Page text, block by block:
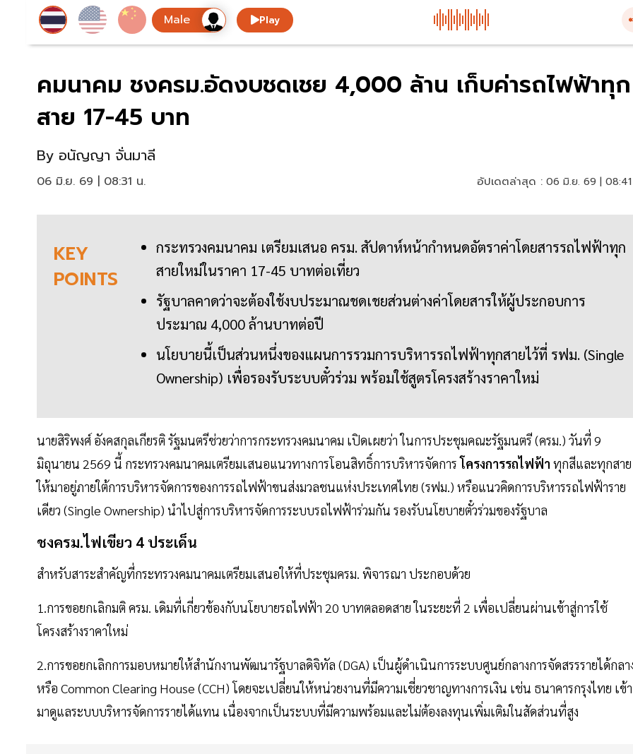
Play
คมนาคม ชงครม.อัดงบชดเชย 4,000 ล้าน เก็บค่ารถไฟฟ้าทุก
สาย 17-45 บาท
By อนัญญา จั่นมาลี
06 มิ.ย. 69 | 08:31 น. อัปเดตล่าสุด : 06 มิ.ย. 69 |
KEY
POINTS
กระทรวงคมนาคม เตรียมเสนอ ครม. สัปดาห์หน้ากำหนดอัตราค่าโดยสารรถไฟฟ้าทุก
สายใหม่ในราคา 17-45 บาทต่อเที่ยว
รัฐบาลคาดว่าจะต้องใช้งบประมาณชดเชยส่วนต่างค่าโดยสารให้ผู้ประกอบการ
ประมาณ 4,000 ล้านบาทต่อปี
นโยบายนี้เป็นส่วนหนึ่งของแผนการรวมการบริหารรถไฟฟ้าทุกสายไว้ที่ รฟม. (Single
Ownership) เพื่อรองรับระบบตั๋วร่วม พร้อมใช้สูตรโครงสร้างราคาใหม่
นายสิริพงศ์ อังคสกุลเกียรติ รัฐมนตรีช่วยว่าการกระทรวงคมนาคม เปิดเผยว่า ในการประชุมคณะรัฐมนตรี (ครม.) วันที่ 9
มิถุนายน 2569 นี้ กระทรวงคมนาคมเตรียมเสนอแนวทางการโอนสิทธิ์การบริหารจัดการโครงการรถไฟฟ้า ทุกสีและทุกสาย
ให้มาอยู่ภายใต้การบริหารจัดการของการรถไฟฟ้าขนส่งมวลชนแห่งประเทศไทย (รฟม.) หรือแนวคิดการบริหารรถไฟฟ้าราย
เดียว (Single Ownership) นำไปสู่การบริหารจัดการระบบรถไฟฟ้าร่วมกัน รองรับนโยบายตั๋วร่วมของรัฐบาล
ชงครม.ไฟเขียว 4 ประเด็น
สำหรับสาระสำคัญที่กระทรวงคมนาคมเตรียมเสนอให้ที่ประชุมครม. พิจารณา ประกอบด้วย
1.การขอยกเลิกมติ ครม. เดิมที่เกี่ยวข้องกับนโยบายรถไฟฟ้า 20 บาทตลอดสาย ในระยะที่ 2 เพื่อเปลี่ยนผ่านเข้าสู่การใช้
โครงสร้างราคาใหม่
2.การขอยกเลิกการมอบหมายให้สำนักงานพัฒนารัฐบาลดิจิทัล (DGA) เป็นผู้ดำเนินการระบบศูนย์กลางการจัดสรรรายได้กลา
หรือ Common Clearing House (CCH) โดยจะเปลี่ยนให้หน่วยงานที่มีความเชี่ยวชาญทางการเงิน เช่น ธนาคารกรุงไทย เข้า
มาดูแลระบบบริหารจัดการรายได้แทน เนื่องจากเป็นระบบที่มีความพร้อมและไม่ต้องลงทุนเพิ่มเติมในสัดส่วนที่สูง